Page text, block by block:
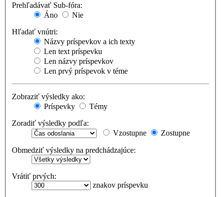
Prehľadávať Sub-fóra:
Áno
Nie
Hľadať vnútri:
Názvy príspevkov a ich texty
Len text príspevku
Len názvy príspevkov
Len prvý príspevok v téme
Zobraziť výsledky ako:
Príspevky
Témy
Zoradiť výsledky podľa:
Vzostupne
Zostupne
Obmedziť výsledky na predchádzajúce:
Vrátiť prvých:
znakov príspevku